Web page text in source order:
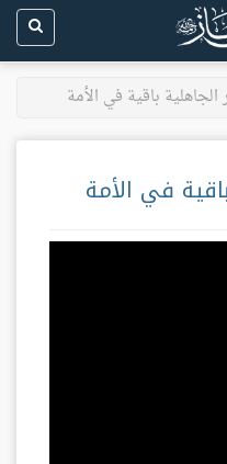
باقية في الأمة
في الأمة